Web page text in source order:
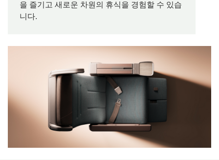
을 즐기고 새로운 차원의 휴식을 경험할 수 있습
니다.